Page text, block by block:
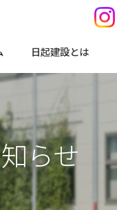
日起建設とは
らせ